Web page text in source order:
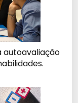
autoavaliação